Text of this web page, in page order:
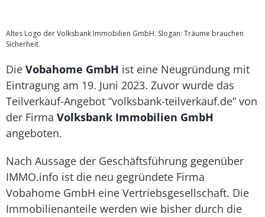
Altes Logo der Volksbank Immobilien GmbH. Slogan: Träume brauchen
Sicherheit.
Die Vobahome GmbH ist eine Neugründung mit
Eintragung am 19. Juni 2023. Zuvor wurde das
Teilverkauf-Angebot “volksbank-teilverkauf.de” von
der Firma Volksbank Immobilien GmbH
angeboten.
Nach Aussage der Geschäftsführung gegenüber
IMMO.info ist die neu gegründete Firma
Vobahome GmbH eine Vertriebsgesellschaft. Die
Immobilienanteile werden wie bisher durch die